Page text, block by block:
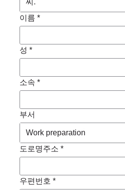
이름 *
성 *
소속 *
부서
도로명주소 *
우편번호 *